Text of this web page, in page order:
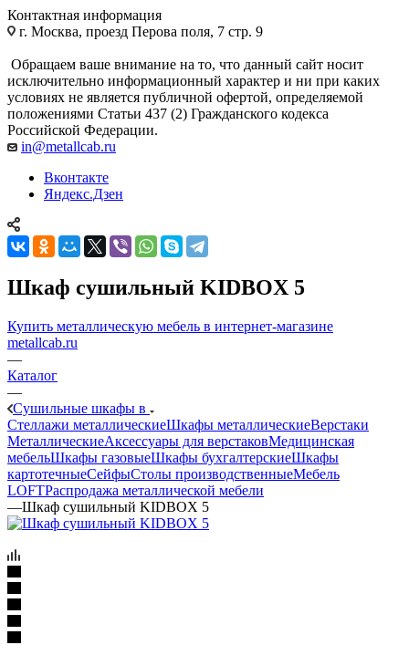
Контактная информация
г. Москва, проезд Перова поля, 7 стр. 9
Обращаем ваше внимание на то, что данный сайт носит
исключительно информационный характер и ни при каких
условиях не является публичной офертой, определяемой
положениями Статьи 437 (2) Гражданского кодекса
Российской Федерации.
in@metallcab.ru
Вконтакте
Яндекс.Дзен
Шкаф сушильный KIDBOX 5
Купить металлическую мебель в интернет-магазине
metallcab.ru
—
Каталог
—
Сушильные шкафы в
Стеллажи металлическиеШкафы металлическиеВерстаки
МеталлическиеАксессуары для верстаковМедицинская
мебельШкафы газовыеШкафы бухгалтерскиеШкафы
картотечныеСейфыСтолы производственныеМебель
LOFTРаспродажа металлической мебели
—Шкаф сушильный KIDBOX 5